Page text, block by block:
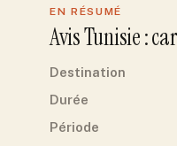
EN RÉSUMÉ
AvisTunisie:
Destination
Durée
Période